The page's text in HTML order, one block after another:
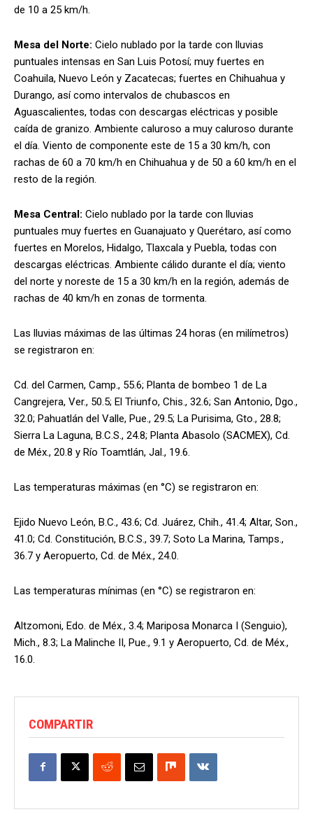
de 10 a 25 km/h.
Mesa del Norte: Cielo nublado por la tarde con lluvias
puntuales intensas en San Luis Potosí; muy fuertes en
Coahuila, Nuevo León y Zacatecas; fuertes en Chihuahua y
Durango, así como intervalos de chubascos en
Aguascalientes, todas con descargas eléctricas y posible
caída de granizo. Ambiente caluroso a muy caluroso durante
el día. Viento de componente este de 15 a 30 km/h, con
rachas de 60 a 70 km/h en Chihuahua y de 50 a 60 km/h en el
resto de la región.
Mesa Central: Cielo nublado por la tarde con lluvias
puntuales muy fuertes en Guanajuato y Querétaro, así como
fuertes en Morelos, Hidalgo, Tlaxcala y Puebla, todas con
descargas eléctricas. Ambiente cálido durante el día; viento
del norte y noreste de 15 a 30 km/h en la región, además de
rachas de 40 km/h en zonas de tormenta.
Las lluvias máximas de las últimas 24 horas (en milímetros)
se registraron en:
Cd. del Carmen, Camp., 55.6; Planta de bombeo 1 de La
Cangrejera, Ver., 50.5; El Triunfo, Chis., 32.6; San Antonio, Dgo.,
32.0; Pahuatlán del Valle, Pue., 29.5; La Purisima, Gto., 28.8;
Sierra La Laguna, B.C.S., 24.8; Planta Abasolo (SACMEX), Cd.
de Méx., 20.8 y Río Toamtlán, Jal., 19.6.
Las temperaturas máximas (en °C) se registraron en:
Ejido Nuevo León, B.C., 43.6; Cd. Juárez, Chih., 41.4; Altar, Son.,
41.0; Cd. Constitución, B.C.S., 39.7; Soto La Marina, Tamps.,
36.7 y Aeropuerto, Cd. de Méx., 24.0.
Las temperaturas mínimas (en °C) se registraron en:
Altzomoni, Edo. de Méx., 3.4; Mariposa Monarca I (Senguio),
Mich., 8.3; La Malinche II, Pue., 9.1 y Aeropuerto, Cd. de Méx.,
16.0.
COMPARTIR